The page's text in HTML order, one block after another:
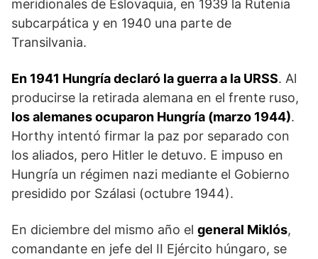
meridionales de Eslovaquia, en 1939 la Rutenia
subcarpática y en 1940 una parte de
Transilvania.
En 1941 Hungría declaró la guerra a la URSS. Al
producirse la retirada alemana en el frente ruso,
los alemanes ocuparon Hungría (marzo 1944).
Horthy intentó fir­mar la paz por separado con
los aliados, pero Hitler le detuvo. E impuso en
Hungría un régimen nazi mediante el Gobierno
pre­sidido por Szálasi (octubre 1944).
En diciembre del mismo año el general Miklós,
comandante en jefe del II Ejército húngaro, se